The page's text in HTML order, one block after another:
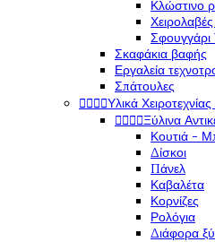
Κλώστινο
Σκαφάκια βαφής
Εργαλεία
Σπάτουλες
Υλικά
Ξύλινα
Κουτιά -
Δίσκοι
Πάνελ
Καβαλέτα
Κορνίζες
Ρολόγια
Διάφορα